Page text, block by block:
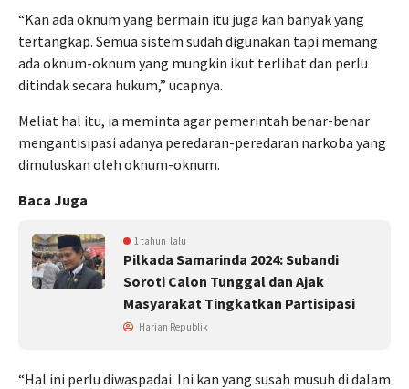
“Kan ada oknum yang bermain itu juga kan banyak yang
tertangkap. Semua sistem sudah digunakan tapi memang
ada oknum-oknum yang mungkin ikut terlibat dan perlu
ditindak secara hukum,” ucapnya.
Meliat hal itu, ia meminta agar pemerintah benar-benar
mengantisipasi adanya peredaran-peredaran narkoba yang
dimuluskan oleh oknum-oknum.
Baca Juga
1 tahun lalu
Pilkada Samarinda 2024: Subandi
Soroti Calon Tunggal dan Ajak
Masyarakat Tingkatkan Partisipasi
Harian Republik
“Hal ini perlu diwaspadai. Ini kan yang susah musuh di dalam